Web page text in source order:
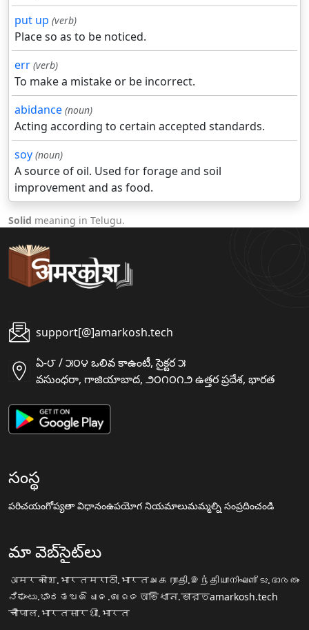
put up (verb)
Place so as to be noticed.
err (verb)
To make a mistake or be incorrect.
abidance (noun)
Acting according to certain accepted standards.
soy (noun)
A source of oil. Used for forage and soil
improvement and as food.
Solid meaning in Telugu.
support[@]amarkosh.tech
ఏ-౮ / ౫౦౪ ఒలివ కాఉంటీ, సైక్టర ౫
వసుంధరా, గాజియాబాద, ౨౦౧౦౧౨ ఉత్తర ప్రదేశ, భారత
సంస్థ
పరిచయంగోప్యతా విధానంఉపయోగ నియమాలుమమ్మల్ని సంప్రదించండి
మా వెబ్‌సైట్‌లు
अमरकोश.भारतमराठी.भारतஅகராதி.இந்தியாനിഘണ്ടു.ഭാരതം
ನಿಘಂಟು.ಭಾರತ ଅଭିଧାନ.ଭାରତ অভিধান.ভারতamarkosh.tech
चौपाल.भारतसारथी.भारत